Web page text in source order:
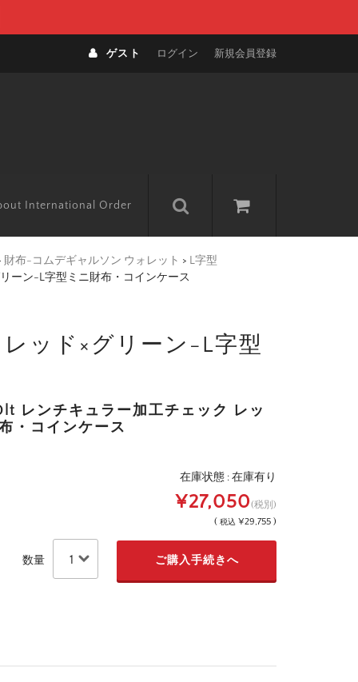
ゲスト ログイン 新規会員登録
International Order
財布-コムデギャルソン ウォレット > L字型
ーン-L字型ミニ財布・コインケース
ッド×グリーン-L字型
レンチキュラー加工チェック レッ
・コインケース
在庫状態 : 在庫有り
¥27,050(税別)
( 税込 ¥29,755 )
数量